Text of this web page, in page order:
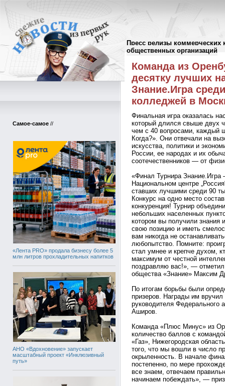
Пресс релизы коммерческих
общественных организаций
Самое-самое //
«Лента PRO» продала бизнесу более 5
млн литров прохладительных напитков
АНО «Вдохновение» запускает
масштабный проект «Инклюзивный
путь»
Пресс-релизы//
Команда из
десятку лучших
Знание.Игра
колледжей в
Финальная игра оказалась
который длился свыше двух
чем с 40 вопросами, каждый
Когда?». Они отвечали на
искусства, политики и
России, ее народах и их
соотечественников — от
«Финал Турнира Знание.Игра
Национальном центре
ставших лучшими среди 90
Конкурс на одно место
конкуренция! Турнир
небольших населенных
котором вы получили знания
свою позицию и иметь
вам никогда не
любопытство. Помните:
стал умнее и крепче духом,
максимум от честной
поздравляю вас!», — отметил
общества «Знание» Максим
По итогам борьбы были
призеров. Награды им
руководителя Федерального
Аширов.
Команда «Плюс Минус» из
количество баллов с
«Газ», Нижегородская
того, что мы вошли в число
окрыленность. В начале
постепенно, по мере
все знаем, отвечаем
начинаем побеждать», —